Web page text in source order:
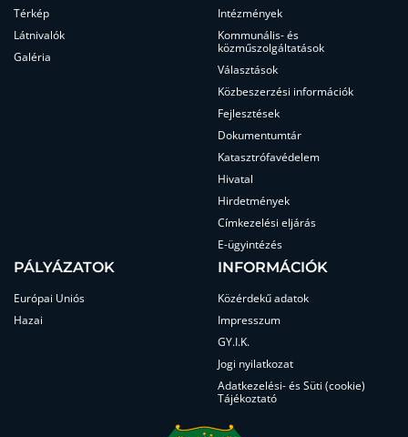
Térkép
Látnivalók
Galéria
Intézmények
Kommunális- és
közműszolgáltatások
Választások
Közbeszerzési információk
Fejlesztések
Dokumentumtár
Katasztrófavédelem
Hivatal
Hirdetmények
Címkezelési eljárás
E-ügyintézés
PÁLYÁZATOK
Európai Uniós
Hazai
INFORMÁCIÓK
Közérdekű adatok
Impresszum
GY.I.K.
Jogi nyilatkozat
Adatkezelési- és Süti (cookie)
Tájékoztató